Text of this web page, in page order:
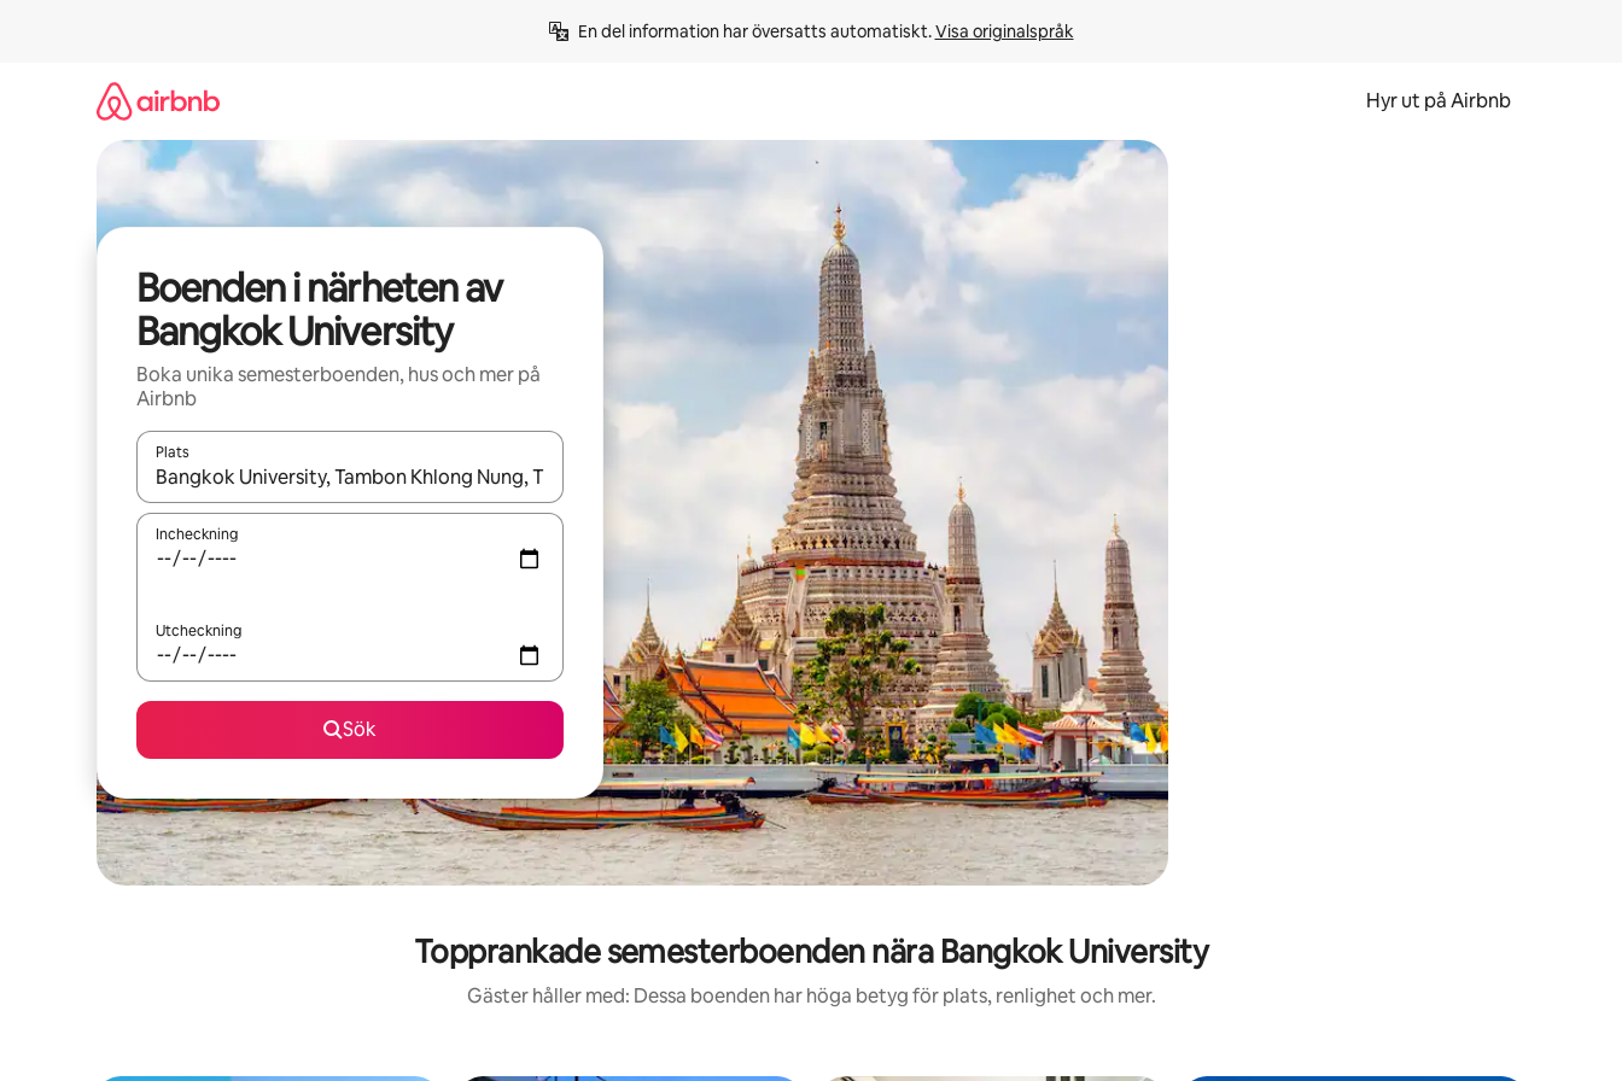
En del information har översatts automatiskt. Visa originalspråk
Hyr ut på Airbnb
Boenden i närheten av
Bangkok University
Boka unika semesterboenden, hus och mer på
Airbnb
Plats
När resultaten är tillgängliga kan du navigera med upp- och nedåtpilarna eller utforska genom att trycka eller svepa.
Incheckning
Utcheckning
Sök
Topprankade semesterboenden nära Bangkok University
Gäster håller med: Dessa boenden har höga betyg för plats, renlighet och mer.